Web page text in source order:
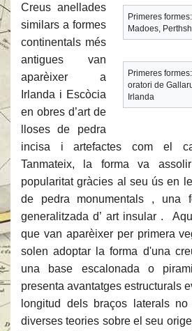
Primeres formes:
Madoes,
Primeres
oratori de
Irlanda
Creus anellades
similars a formes
continentals més
antigues van
aparèixer a
Irlanda i Escòcia
en obres d’art de
lloses de pedra
incisa i artefactes com el
Tanmateix, la forma va
popularitat gràcies al seu ús en
de pedra monumentals , una
generalitzada d’ art insular .
que van aparèixer per primera
solen adoptar la forma d'una
una base escalonada o
presenta avantatges estructurals
longitud dels braços laterals
diverses teories sobre el seu